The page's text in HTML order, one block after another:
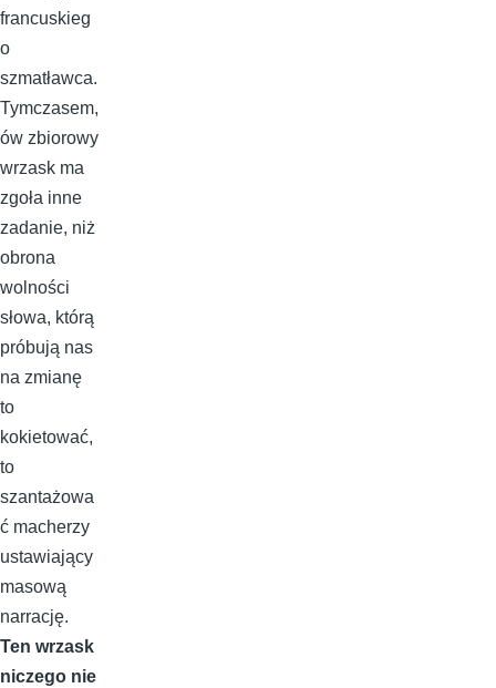
francuskieg
o
szmatławca.
Tymczasem,
ów zbiorowy
wrzask ma
zgoła inne
zadanie, niż
obrona
wolności
słowa, którą
próbują nas
na zmianę
to
kokietować,
to
szantażowa
ć macherzy
ustawiający
masową
narrację.
Ten wrzask
niczego nie